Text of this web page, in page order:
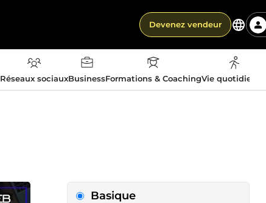
Devenez vendeur
Réseaux sociauxBusinessFormations & CoachingVie
Basique